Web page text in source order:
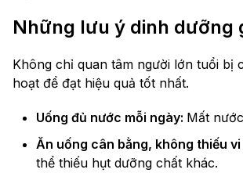
Những lưu ý dinh dưỡng
Không chỉ quan tâm người lớn tuổi bị
hoạt để đạt hiệu quả tốt nhất.
Uống đủ nước mỗi ngày: Mất
Ăn uống cân bằng, không thiếu
thể thiếu hụt dưỡng chất khác.